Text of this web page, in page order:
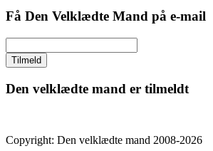
Få Den Velklædte Mand på e-mail
Den velklædte mand er tilmeldt
Copyright: Den velklædte mand 2008-2026